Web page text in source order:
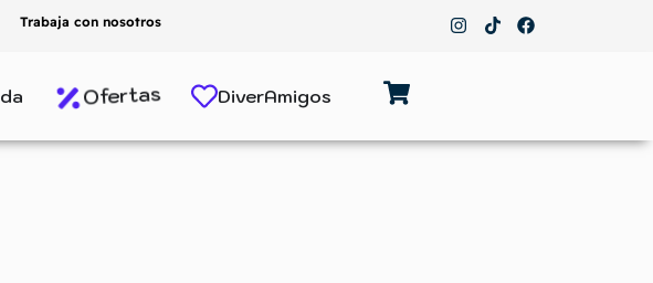
Trabaja con nosotros
Ofertas DiverAmigos